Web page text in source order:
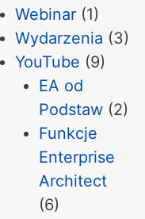
Webinar (1)
Wydarzenia (3)
YouTube (9)
EA od
Podstaw (2)
Funkcje
Enterprise
Architect
(6)